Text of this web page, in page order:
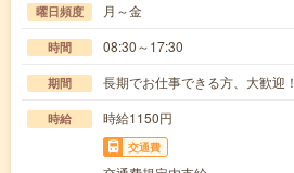
曜日頻度 月～金
時間 08:30～17:30
期間 長期でお仕事できる方、大歓迎！
時給 時給1150円
交通費